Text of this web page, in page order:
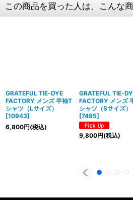
この商品を買った人は、こんな
GRATEFUL TIE-DYE
FACTORY メンズ 半袖T
シャツ（Lサイズ）
[10943]
6,800円(税込)
GRATEFUL TIE-
FACTORY メンズ
シャツ（Sサイズ）
[7485]
9,800円(税込)